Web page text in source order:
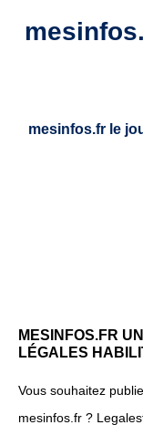
mesinfos.fr le
MESINFOS.FR
LÉGALES
Vous souhaitez
mesinfos.fr ?